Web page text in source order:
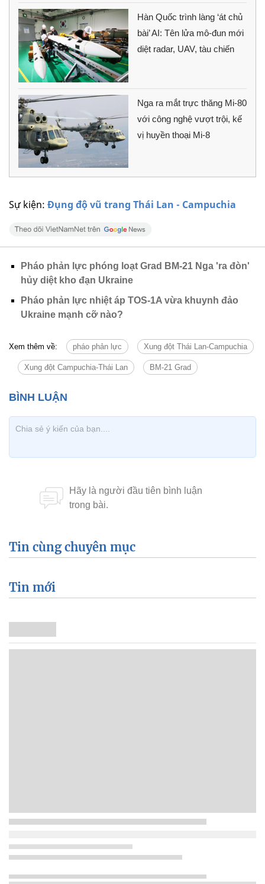
Sự kiện: Đụng độ vũ trang Thái Lan - Campuchia
Hàn Quốc trình làng ‘át chủ
bài’ AI: Tên lửa mô-đun mới
diệt radar, UAV, tàu chiến
Nga ra mắt trực thăng Mi-80
với công nghệ vượt trội, kế
vị huyền thoại Mi-8
Pháo phản lực phóng loạt Grad BM-21 Nga 'ra đòn'
hủy diệt kho đạn Ukraine
Pháo phản lực nhiệt áp TOS-1A vừa khuynh đảo
Ukraine mạnh cỡ nào?
Xem thêm về: pháo phản lực Xung đột Thái Lan-Campuchia
Xung đột Campuchia-Thái Lan BM-21 Grad
Tin cùng chuyên mục
Tin mới